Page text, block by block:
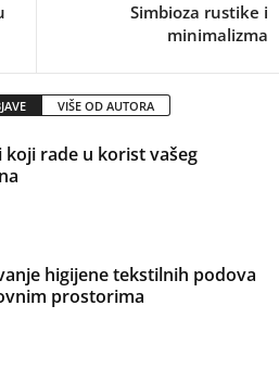
Simbioza rustike i
minimalizma
VIŠE OD AUTORA
koji rade u korist vašeg
higijene tekstilnih podova
prostorima